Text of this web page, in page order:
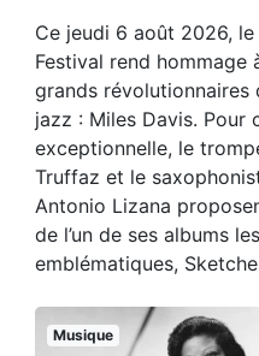
Ce jeudi 6 août 2026,
Festival rend hommage
grands révolutionnaires
jazz : Miles Davis. Pour
exceptionnelle, le
Truffaz et le
Antonio Lizana
de l’un de ses albums
emblématiques,
Musique